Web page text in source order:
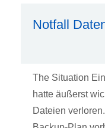
Notfall
The Situation
hatte äußerst
Dateien